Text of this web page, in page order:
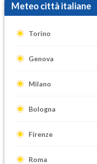
Meteo città italiane
Torino
Genova
Milano
Bologna
Firenze
Roma